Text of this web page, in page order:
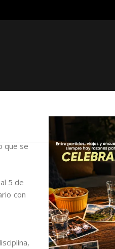
que se
5 de
con